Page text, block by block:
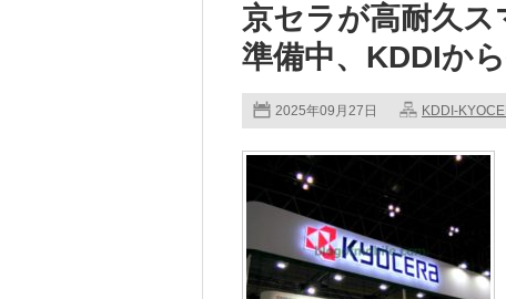
京セラが高耐久ス
準備中、KDDIか
2025年09月27日 KDDI-